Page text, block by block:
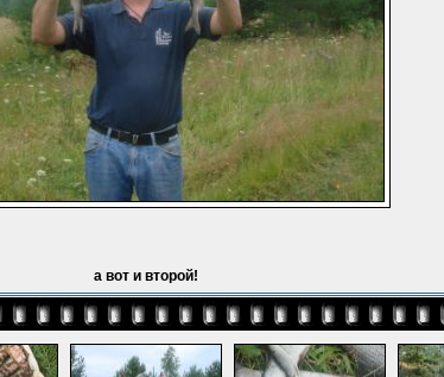
а вот и второй!